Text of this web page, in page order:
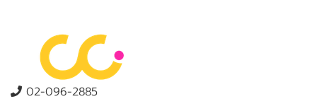
02-096-2885